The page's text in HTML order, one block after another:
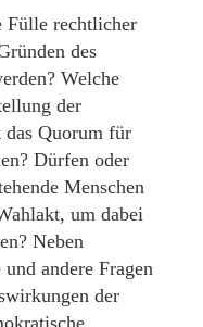
Fülle rechtlicher
des
Welche
der
Quorum für
Dürfen oder
Menschen
um dabei
Neben
andere Fragen
der